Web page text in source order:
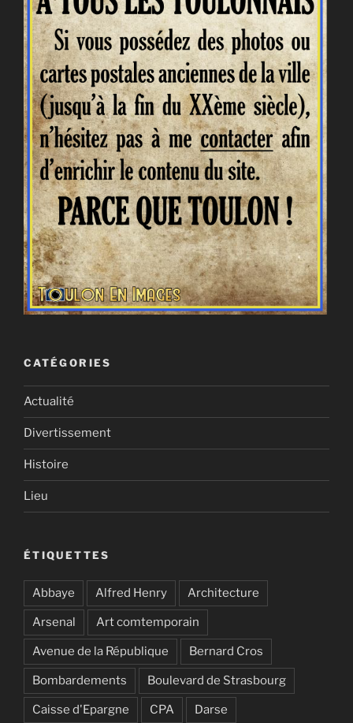
CATÉGORIES
Actualité
Divertissement
Histoire
Lieu
ÉTIQUETTES
Abbaye Alfred Henry Architecture
Arsenal Art comtemporain
Avenue de la République Bernard Cros
Bombardements Boulevard de Strasbourg
Caisse d'Epargne CPA Darse